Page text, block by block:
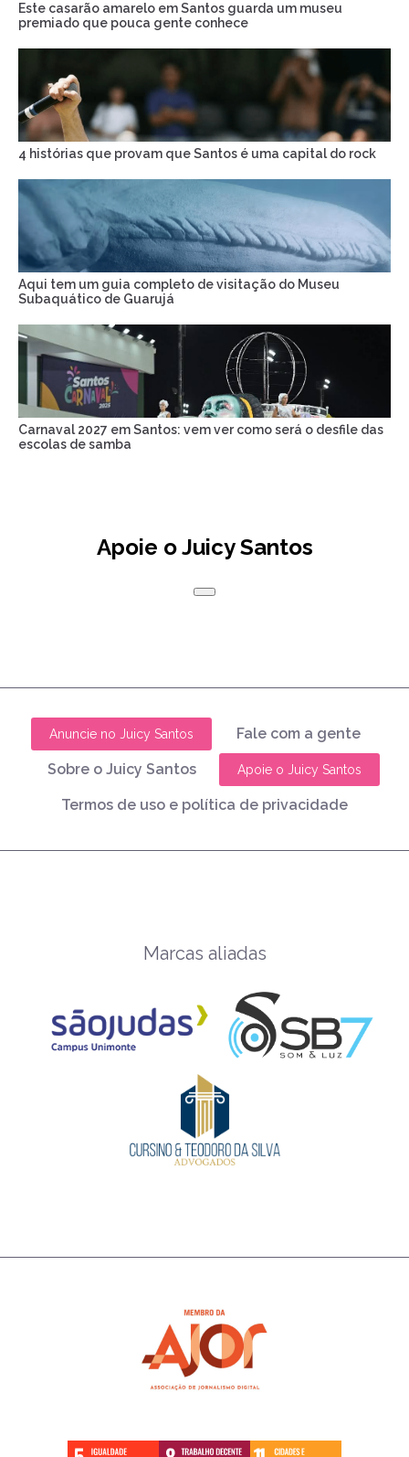
Este casarão amarelo em Santos guarda um museu
premiado que pouca gente conhece
4 histórias que provam que Santos é uma capital do rock
Aqui tem um guia completo de visitação do Museu
Subaquático de Guarujá
Carnaval 2027 em Santos: vem ver como será o desfile das
escolas de samba
Apoie o Juicy Santos
Anuncie no Juicy Santos Fale com a gente
Sobre o Juicy Santos Apoie o Juicy Santos
Termos de uso e política de privacidade
Marcas aliadas